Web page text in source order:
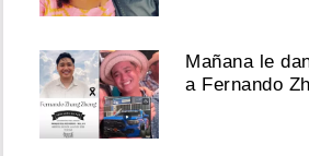
Mañana le
a Fernando